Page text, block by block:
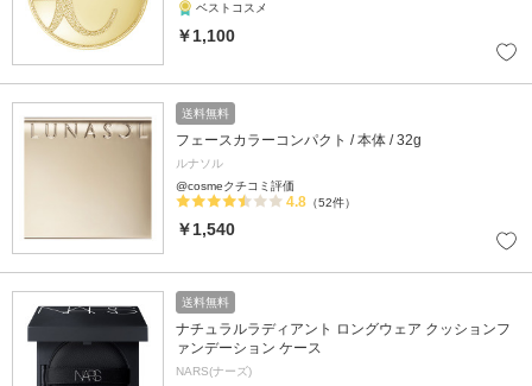
ベストコスメ
￥1,100
送料無料
フェースカラーコンパクト / 本体 / 32g
ルナソル
@cosmeクチコミ評価
4.8 （52件）
￥1,540
送料無料
ナチュラルラディアント ロングウェア クッションフ
ァンデーション ケース
NARS(ナーズ)